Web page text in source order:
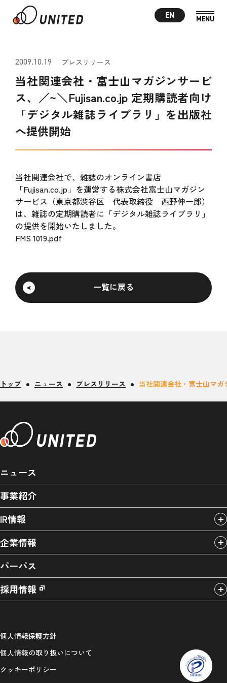
EN
2009.10.19 プレスリリース
当社関連会社・富士山マガジンサービ
ス、／~＼Fujisan.co.jp 定期購読者向け
「デジタル雑誌ライブラリ」を出版社
へ提供開始
当社関連会社で、雑誌のオンライン書店
「Fujisan.co.jp」を運営する株式会社富士山マガジン
サービス（東京都渋谷区 代表取締役 西野伸一郎）
は、雑誌の定期購読者に「デジタル雑誌ライブラリ」
の提供を開始いたしました。
FMS 1019.pdf
一覧に戻る
トップ ニュース プレスリリース 当社関連会社・富士山マ
ニュース
事業紹介
IR情報
企業情報
パーパス
採用情報
個人情報保護方針
個人情報の取り扱いについて
クッキーポリシー